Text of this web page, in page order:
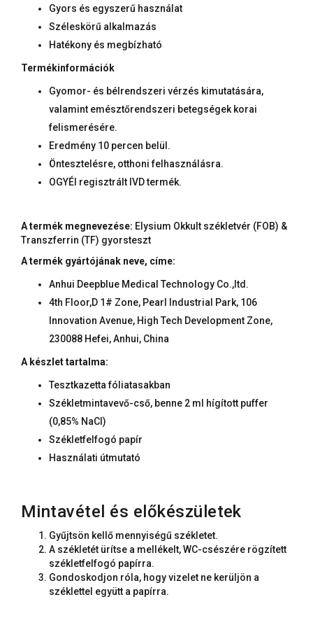
Gyors és egyszerű használat
Széleskörű alkalmazás
Hatékony és megbízható
Termékinformációk
Gyomor- és bélrendszeri vérzés kimutatására,
valamint emésztőrendszeri betegségek korai
felismerésére.
Eredmény 10 percen belül.
Öntesztelésre, otthoni felhasználásra.
OGYÉI regisztrált IVD termék.
A termék megnevezése: Elysium Okkult székletvér (FOB) &
Transzferrin (TF) gyorsteszt
A termék gyártójának neve, címe:
Anhui Deepblue Medical Technology Co.,ltd.
4th Floor,D 1# Zone, Pearl Industrial Park, 106
Innovation Avenue, High Tech Development Zone,
230088 Hefei, Anhui, China
A készlet tartalma:
Tesztkazetta fóliatasakban
Székletmintavevő-cső, benne 2 ml hígított puffer
(0,85% NaCl)
Székletfelfogó papír
Használati útmutató
Mintavétel és előkészületek
Gyűjtsön kellő mennyiségű székletet.
A székletét ürítse a mellékelt, WC-csészére rögzített
székletfelfogó papírra.
Gondoskodjon róla, hogy vizelet ne kerüljön a
széklettel együtt a papírra.